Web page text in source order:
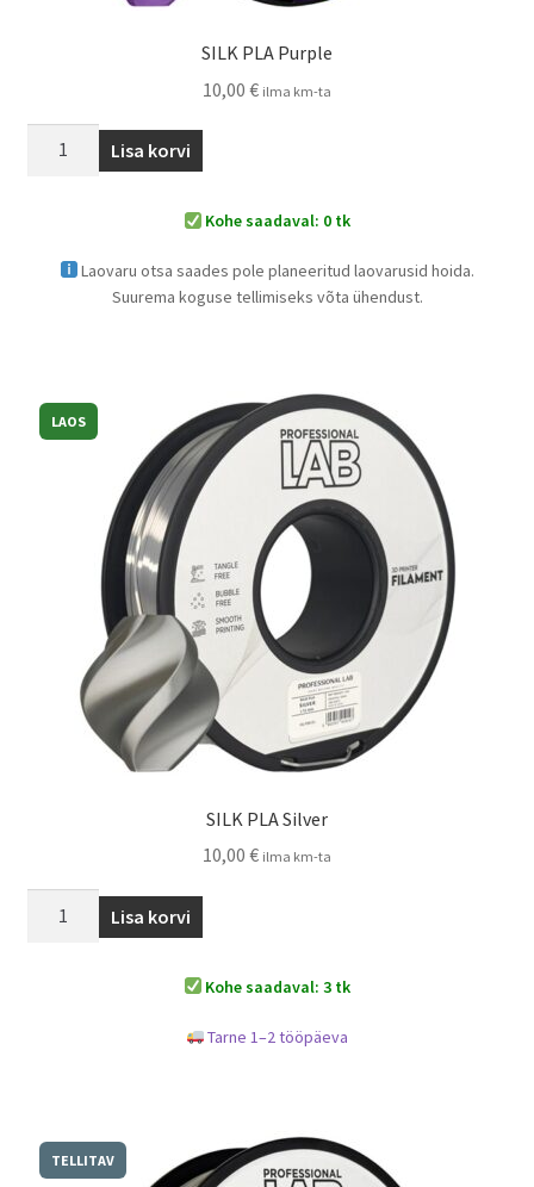
SILK PLA Purple
10,00 € ilma km-ta
Lisa korvi
Kohe saadaval: 0 tk
Laovaru otsa saades pole planeeritud laovarusid hoida.
Suurema koguse tellimiseks võta ühendust.
LAOS
SILK PLA Silver
10,00 € ilma km-ta
Lisa korvi
Kohe saadaval: 3 tk
Tarne 1–2 tööpäeva
TELLITAV